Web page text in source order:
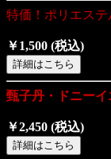
特価！ポリエス
￥1,500 (税込)
甄子丹・ドニー
￥2,450 (税込)